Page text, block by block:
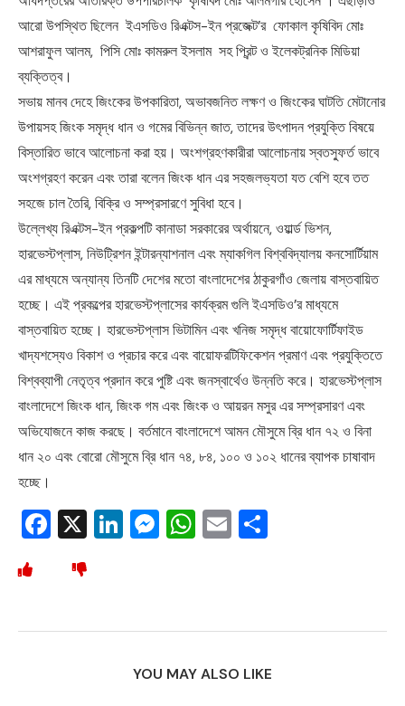
আরো উপস্থিত ছিলেন ইএসডিও রিএক্টস-ইন প্রজেক্ট’র ফোকাল কৃষিবিদ মোঃ
আশরাফুল আলম, পিসি মোঃ কামরুল ইসলাম সহ প্রিন্ট ও ইলেকট্রনিক মিডিয়া
ব্যক্তিত্ব।
সভায় মানব দেহে জিংকের উপকারিতা, অভাবজনিত লক্ষণ ও জিংকের ঘাটতি মেটানোর
উপায়সহ জিংক সমৃদ্ধ ধান ও গমের বিভিন্ন জাত, তাদের উৎপাদন প্রযুক্তি বিষয়ে
বিস্তারিত ভাবে আলোচনা করা হয়। অংশগ্রহণকারীরা আলোচনায় স্বতস্ফুর্ত ভাবে
অংশগ্রহণ করেন এবং তারা বলেন জিংক ধান এর সহজলভ্যতা যত বেশি হবে তত
সহজে চাল তৈরি, বিক্রি ও সম্প্রসারণে সুবিধা হবে।
উল্লেখ্য রিএক্টস-ইন প্রকল্পটি কানাডা সরকারের অর্থায়নে, ওয়ার্ল্ড ভিশন,
হারভেস্টপ্লাস, নিউট্রিশন ইন্টারন্যাশনাল এবং ম্যাকগিল বিশ্ববিদ্যালয় কনসোর্টিয়াম
এর মাধ্যমে অন্যান্য তিনটি দেশের মতো বাংলাদেশের ঠাকুরগাঁও জেলায় বাস্তবায়িত
হচ্ছে। এই প্রকল্পের হারভেস্টপ্লাসের কার্যক্রম গুলি ইএসডিও’র মাধ্যমে
বাস্তবায়িত হচ্ছে। হারভেস্টপ্লাস ভিটামিন এবং খনিজ সমৃদ্ধ বায়োফোর্টিফাইড
খাদ্যশস্যেও বিকাশ ও প্রচার করে এবং বায়োফরটিফিকেশন প্রমাণ এবং প্রযুক্তিতে
বিশ্বব্যাপী নেতৃত্ব প্রদান করে পুষ্টি এবং জনস্বার্থেও উন্নতি করে। হারভেস্টপ্লাস
বাংলাদেশে জিংক ধান, জিংক গম এবং জিংক ও আয়রন মসুর এর সম্প্রসারণ এবং
অভিযোজনে কাজ করছে। বর্তমানে বাংলাদেশে আমন মৌসুমে ব্রি ধান ৭২ ও বিনা
ধান ২০ এবং বোরো মৌসুমে ব্রি ধান ৭৪, ৮৪, ১০০ ও ১০২ ধানের ব্যাপক চাষাবাদ
হচ্ছে।
Facebook
X LinkedIn
Messenger
WhatsApp
Email
YOU MAY ALSO LIKE